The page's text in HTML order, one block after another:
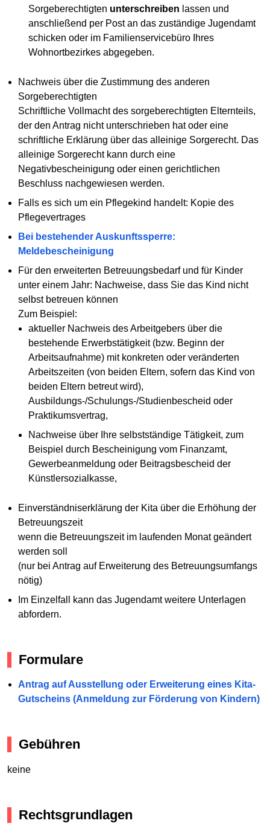
Sorgeberechtigten unterschreiben lassen und
anschließend per Post an das zuständige Jugendamt
schicken oder im Familienservicebüro Ihres
Wohnortbezirkes abgegeben.
Nachweis über die Zustimmung des anderen
Sorgeberechtigten
Schriftliche Vollmacht des sorgeberechtigten Elternteils,
der den Antrag nicht unterschrieben hat oder eine
schriftliche Erklärung über das alleinige Sorgerecht. Das
alleinige Sorgerecht kann durch eine
Negativbescheinigung oder einen gerichtlichen
Beschluss nachgewiesen werden.
Falls es sich um ein Pflegekind handelt: Kopie des
Pflegevertrages
Bei bestehender Auskunftssperre:
Meldebescheinigung
Für den erweiterten Betreuungsbedarf und für Kinder
unter einem Jahr: Nachweise, dass Sie das Kind nicht
selbst betreuen können
Zum Beispiel:
aktueller Nachweis des Arbeitgebers über die
bestehende Erwerbstätigkeit (bzw. Beginn der
Arbeitsaufnahme) mit konkreten oder veränderten
Arbeitszeiten (von beiden Eltern, sofern das Kind von
beiden Eltern betreut wird),
Ausbildungs-/Schulungs-/Studienbescheid oder
Praktikumsvertrag,
Nachweise über Ihre selbstständige Tätigkeit, zum
Beispiel durch Bescheinigung vom Finanzamt,
Gewerbeanmeldung oder Beitragsbescheid der
Künstlersozialkasse,
Einverständniserklärung der Kita über die Erhöhung der
Betreuungszeit
wenn die Betreuungszeit im laufenden Monat geändert
werden soll
(nur bei Antrag auf Erweiterung des Betreuungsumfangs
nötig)
Im Einzelfall kann das Jugendamt weitere Unterlagen
abfordern.
Formulare
Antrag auf Ausstellung oder Erweiterung eines Kita-
Gutscheins (Anmeldung zur Förderung von Kindern)
Gebühren
keine
Rechtsgrundlagen